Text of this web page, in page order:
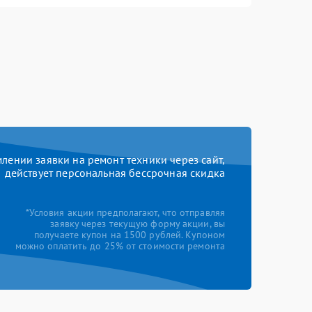
600 рублей Заказать
заявки на ремонт техники через сайт,
действует персональная бессрочная скидка
*Условия акции предполагают, что отправляя
заявку через текущую форму акции, вы
получаете купон на 1500 рублей. Купоном
можно оплатить до 25% от стоимости ремонта